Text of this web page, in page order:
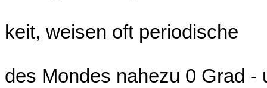
keit, weisen oft periodische
des Mondes nahezu 0 Grad -